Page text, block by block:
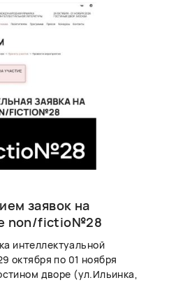
заявок на
non/fictio№28
интеллектуальной
октября по 01 ноября
дворе (ул.Ильинка,